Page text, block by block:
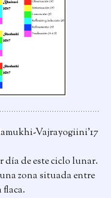
Vajrayogiini’17
día de este ciclo lunar.
zona situada entre
flaca.